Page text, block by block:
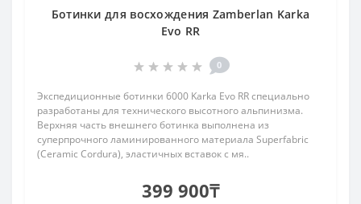
Ботинки для восхождения Zamberlan Karka
Evo RR
0
Экспедиционные ботинки 6000 Karka Evo RR специально
разработаны для технического высотного альпинизма.
Верхняя часть внешнего ботинка выполнена из
суперпрочного ламинированного материала Superfabric
(Ceramic Cordura), эластичных вставок с мя..
399 900₸